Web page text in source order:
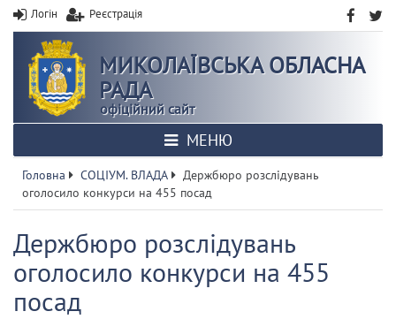
Логін Реєстрація
МИКОЛАЇВСЬКА ОБЛАСНА
РАДА
офіційний сайт
МЕНЮ
Головна СОЦІУМ. ВЛАДА
Держбюро розслідувань
оголосило конкурси на 455 посад
Держбюро розслідувань
оголосило конкурси на 455
посад